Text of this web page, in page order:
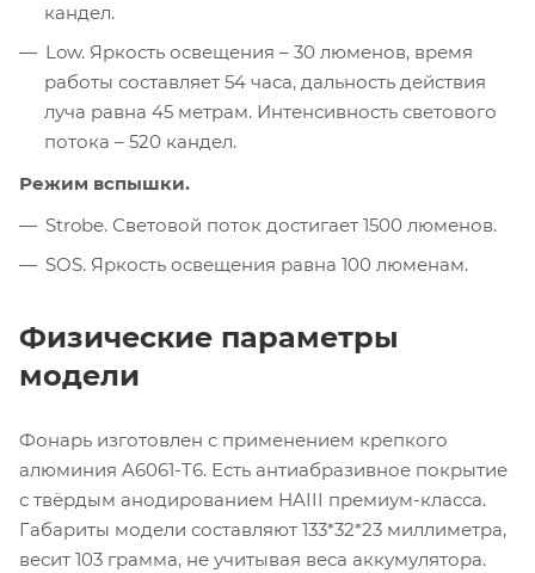
кандел.
Low. Яркость освещения – 30 люменов, время
работы составляет 54 часа, дальность действия
луча равна 45 метрам. Интенсивность светового
потока – 520 кандел.
Режим вспышки.
Strobe. Световой поток достигает 1500 люменов.
SOS. Яркость освещения равна 100 люменам.
Физические параметры
модели
Фонарь изготовлен с применением крепкого
алюминия A6061-T6. Есть антиабразивное покрытие
с твёрдым анодированием HAIII премиум-класса.
Габариты модели составляют 133*32*23 миллиметра,
весит 103 грамма, не учитывая веса аккумулятора.